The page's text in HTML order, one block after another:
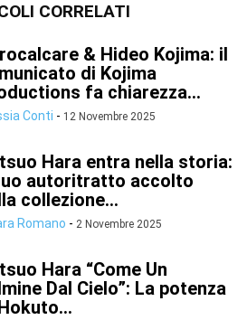
CORRELATI
& Hideo Kojima: il
di Kojima
fa chiarezza...
Conti - 12 Novembre 2025
Hara entra nella storia:
autoritratto accolto
collezione...
Romano - 2 Novembre 2025
Hara “Come Un
Dal Cielo”: La potenza